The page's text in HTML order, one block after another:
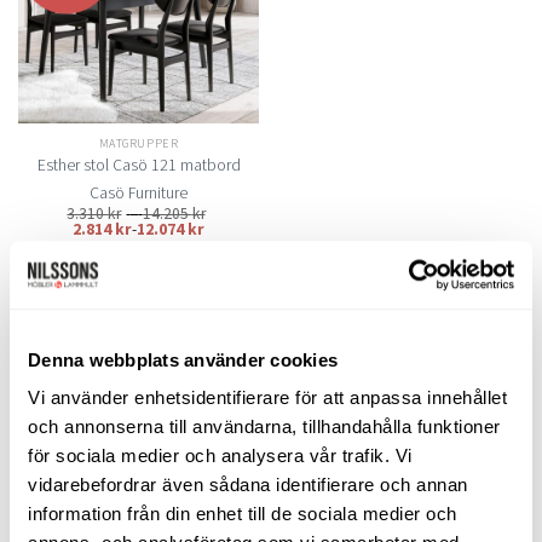
Denna webbplats använder cookies
Vi använder enhetsidentifierare för att anpassa innehållet
och annonserna till användarna, tillhandahålla funktioner
för sociala medier och analysera vår trafik. Vi
vidarebefordrar även sådana identifierare och annan
information från din enhet till de sociala medier och
olika
alternativen
kan
väljas
på
produktsidan
MATGRUPPER
Esther stol Casö 121 matbord
Casö Furniture
3.310kr –14.205kr
2.814kr-12.074kr
VÄLJ ALTERNATIV
har
flera
varianter.
De
olika
kan
LIKNANDE PRODUKTER
Lägg
till i
önskelistan
önskelistan